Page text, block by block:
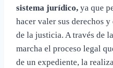
sistema jurídico, ya que
hacer valer sus derechos
de la justicia. A través de
marcha el proceso legal
de un expediente, la